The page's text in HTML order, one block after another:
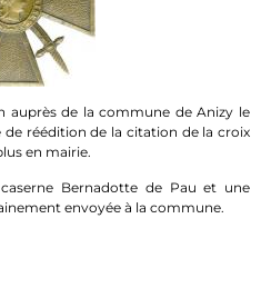
auprès de la commune de Anizy le
réédition de la citation de la croix
en mairie.
Bernadotte de Pau et une
envoyée à la commune.